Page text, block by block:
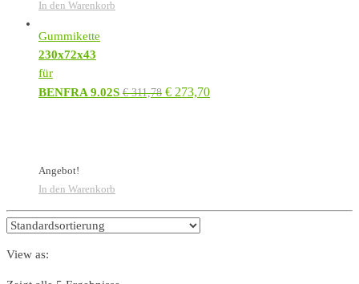
In den Warenkorb
Gummikette
230x72x43
für
BENFRA 9.02S €311,78 € 273,70
Angebot!
In den Warenkorb
View as: